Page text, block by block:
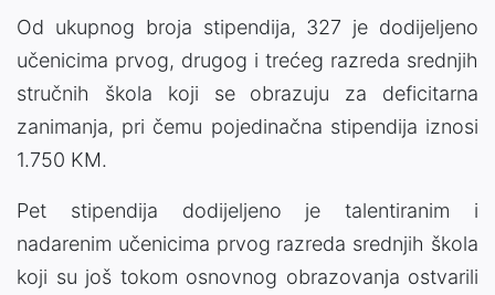
Od ukupnog broja stipendija, 327 je dodijeljeno
učenicima prvog, drugog i trećeg razreda srednjih
stručnih škola koji se obrazuju za deficitarna
zanimanja, pri čemu pojedinačna stipendija iznosi
1.750 KM.
Pet stipendija dodijeljeno je talentiranim i
nadarenim učenicima prvog razreda srednjih škola
koji su još tokom osnovnog obrazovanja ostvarili